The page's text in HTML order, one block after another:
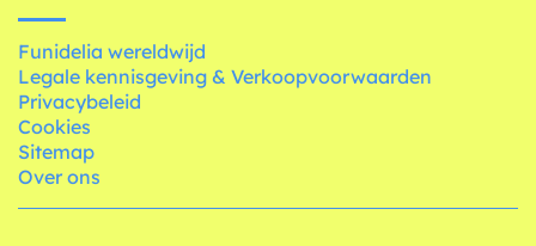
Funidelia wereldwijd
Legale kennisgeving & Verkoopvoorwaarden
Privacybeleid
Cookies
Sitemap
Over ons